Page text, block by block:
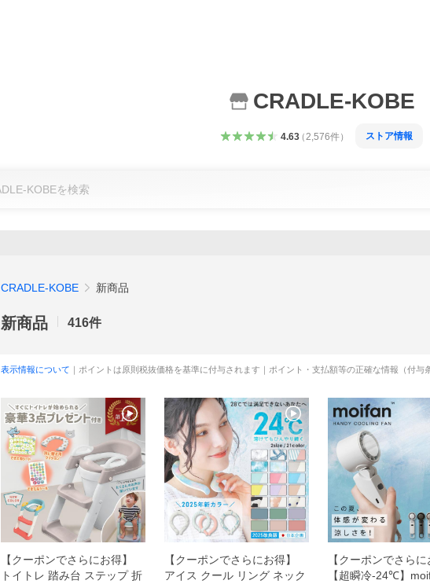
CRADLE-KOBE
4.63（ 2,576件） ストア情報
CRADLE-KOBE 新商品
新商品 416件
表示情報について ｜ポイントは原則税抜価格を基準に付与されます｜ポイント・支払額等の正確な情報（付
【クーポンでさらにお得】
トイトレ 踏み台 ステップ 折
【クーポンでさらにお得】
アイス クール リング ネック
【クーポンでさらに
【超瞬冷-24℃】